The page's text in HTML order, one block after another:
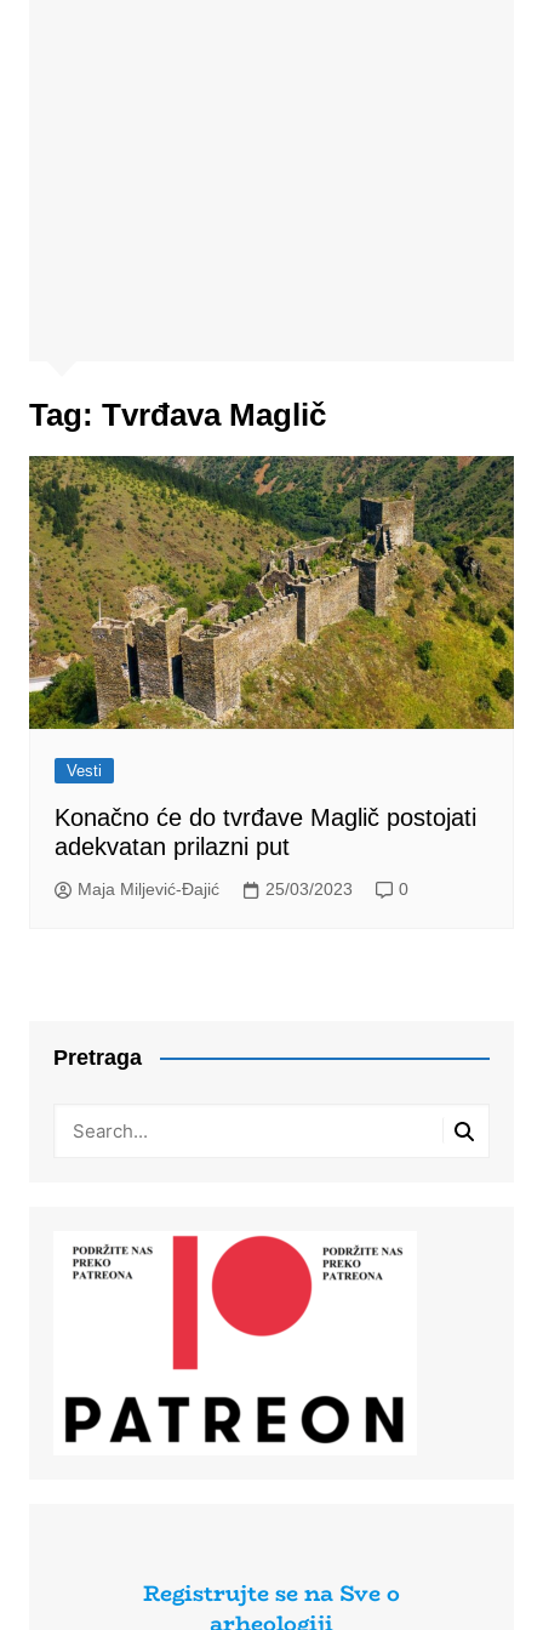
Tag: Tvrđava Maglič
Vesti
Konačno će do tvrđave Maglič postojati
adekvatan prilazni put
Maja Miljević-Đajić 25/03/2023 0
Pretraga
Registrujte se na Sve o